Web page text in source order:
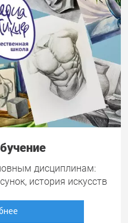
дисциплинам:
история искусств